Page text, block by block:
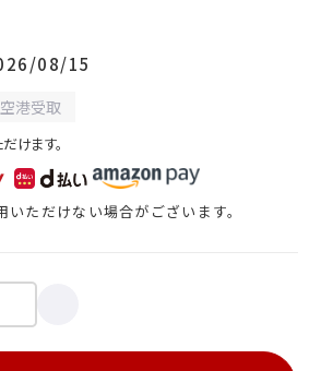
08/15
空港受取
けます。
ただけない場合がございます。